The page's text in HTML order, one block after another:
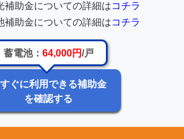
補助金についての詳細はコチラ
補助金についての詳細はコチラ
蓄電池： 64,000円/戸
ぐに利用できる補助金
を確認する